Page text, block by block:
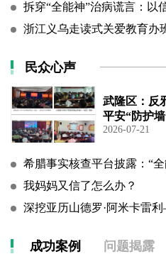
民众心声
武隆区：反
平安“防护
2026-07-21
我妈妈又信了怎么办？
成功案例 问题揭露